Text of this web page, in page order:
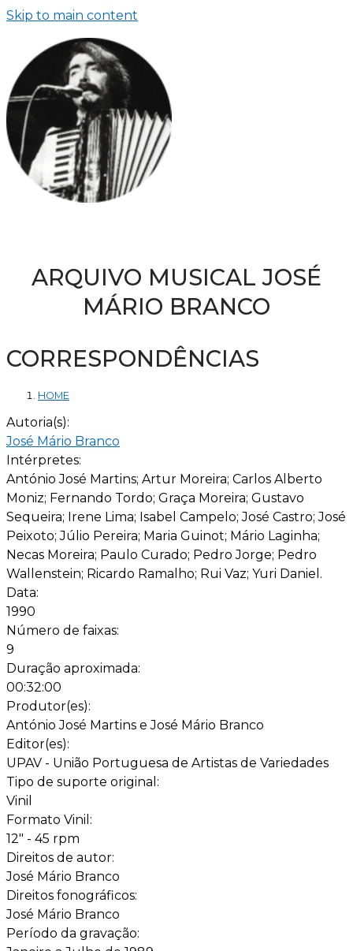
Skip to main content
ARQUIVO MUSICAL JOSÉ
MÁRIO BRANCO
CORRESPONDÊNCIAS
HOME
Autoria(s):
José Mário Branco
Intérpretes:
António José Martins; Artur Moreira; Carlos Alberto
Moniz; Fernando Tordo; Graça Moreira; Gustavo
Sequeira; Irene Lima; Isabel Campelo; José Castro; José
Peixoto; Júlio Pereira; Maria Guinot; Mário Laginha;
Necas Moreira; Paulo Curado; Pedro Jorge; Pedro
Wallenstein; Ricardo Ramalho; Rui Vaz; Yuri Daniel.
Data:
1990
Número de faixas:
9
Duração aproximada:
00:32:00
Produtor(es):
António José Martins e José Mário Branco
Editor(es):
UPAV - União Portuguesa de Artistas de Variedades
Tipo de suporte original:
Vinil
Formato Vinil:
12" - 45 rpm
Direitos de autor:
José Mário Branco
Direitos fonográficos:
José Mário Branco
Período da gravação: